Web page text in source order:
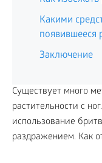
Какими
появившееся
Заключение
Существует много
растительности с
использование
раздражением. Как